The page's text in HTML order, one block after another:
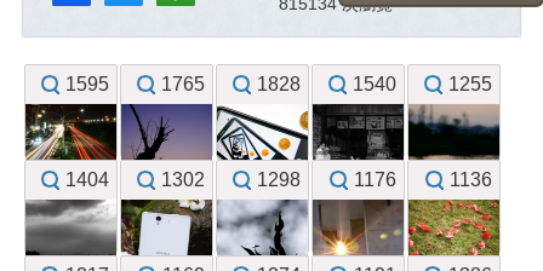
1595 1765 1828 1540 1255
1404 1302 1298 1176 1136